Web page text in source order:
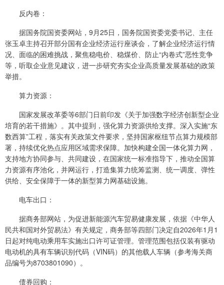
反内卷：
据国务院国资委网站，9月25日，国务院国资委党委书记、主任
张玉卓主持召开部分国有企业经济运行座谈会，了解企业经济运行情
况、面临的困难挑战，聚焦稳电价、稳煤价、防止“内卷式”恶性竞争
等，听取企业意见建议，进一步研究夯实企业高质量发展基础的政策
举措。
算力资源：
国家发展改革委等6部门日前印发《关于加强数字经济创新型企业
培育的若干措施》。其中提到，强化算力资源供给支撑。深入实施“东
数西算”工程，落实有关政策文件要求，坚持国家枢纽节点算力规模部
署，持续优化热点应用区域需求保障。加快构建全国一体化算力网，
支持地方协同参与、共同建设，在国家统一标准指导下，推动全国算
力资源有序池化，并网运行，打造集算力统筹监测、统一调度、弹性
供给、安全保障于一体的新型算力网基础设施。
电车出口：
据商务部网站，为促进新能源汽车贸易健康发展，依据《中华人
民共和国对外贸易法》有关规定，商务部等四部门决定自2026年1月1
日起对纯电动乘用车实施出口许可证管理。管理范围包括仅装有驱动
电动机的具有车辆识别代码（VIN码）的其他载人车辆（参考海关商
品编号为8703801090）。
债券回购：